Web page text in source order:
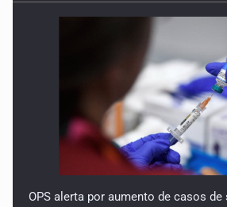
OPS alerta por aumento de casos de